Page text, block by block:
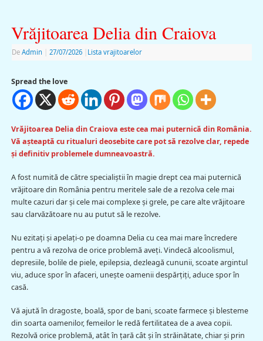
Vrăjitoarea Delia din Craiova
De Admin 27/07/2026 Lista vrajitoarelor
Spread the love
Vrăjitoarea Delia din Craiova este cea mai puternică din România.
Vă aşteaptă cu ritualuri deosebite care pot să rezolve clar, repede
şi definitiv problemele dumneavoastră.
A fost numită de către specialiştii în magie drept cea mai puternică
vrăjitoare din România pentru meritele sale de a rezolva cele mai
multe cazuri dar şi cele mai complexe şi grele, pe care alte vrăjitoare
sau clarvăzătoare nu au putut să le rezolve.
Nu ezitaţi şi apelaţi-o pe doamna Delia cu cea mai mare încredere
pentru a vă rezolva de orice problemă aveţi. Vindecă alcoolismul,
depresiile, bolile de piele, epilepsia, dezleagă cununii, scoate argintul
viu, aduce spor în afaceri, uneşte oamenii despărţiţi, aduce spor în
casă.
Vă ajută în dragoste, boală, spor de bani, scoate farmece şi blesteme
din soarta oamenilor, femeilor le redă fertilitatea de a avea copii.
Rezolvă orice problemă, atât în ţară cât şi în străinătate, chiar şi prin